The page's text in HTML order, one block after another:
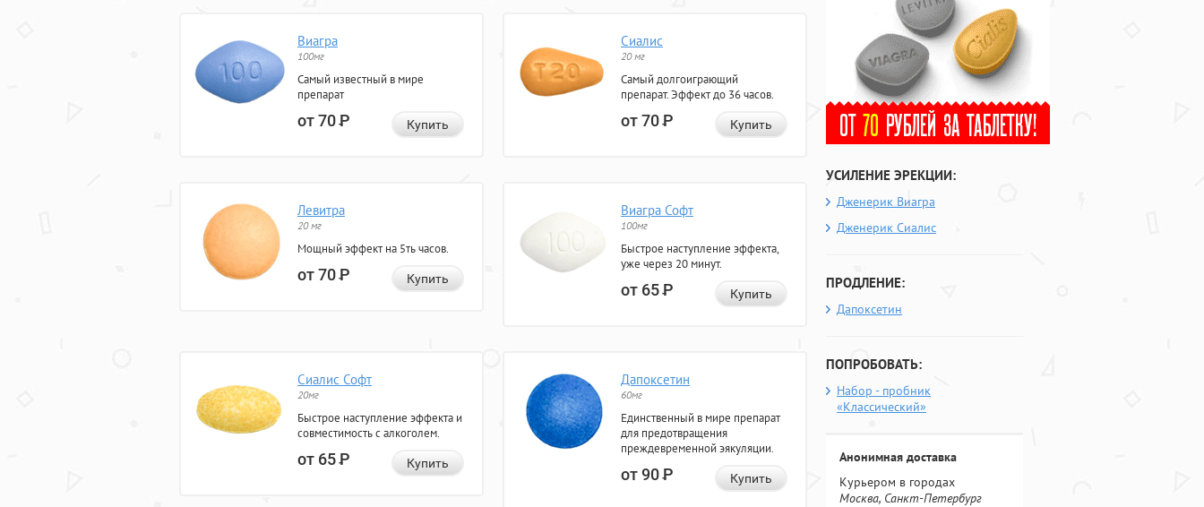
Виагра
100мг
Самый известный в мире
препарат
от 70Р Купить
Сиалис
20 мг
Самый долгоиграющий
препарат. Эффект до 36 часов.
от 70Р Купить
Левитра
20 мг
Мощный эффект на 5ть часов.
от 70Р Купить
Виагра Софт
100мг
Быстрое наступление эффекта,
уже через 20 минут.
от 65Р Купить
Сиалис Софт
20мг
Быстрое наступление эффекта и
совместимость с алкоголем.
от 65Р Купить
Дапоксетин
60мг
Единственный в мире препарат
для предотвращения
преждевременной эякуляции.
от 90Р Купить
УСИЛЕНИЕ ЭРЕКЦИИ:
Дженерик Виагра
Дженерик Сиалис
ПРОДЛЕНИЕ:
Дапоксетин
ПОПРОБОВАТЬ:
Набор - пробник
«Классический»
Анонимная доставка
Курьером в городах
Москва, Санкт-Петербург